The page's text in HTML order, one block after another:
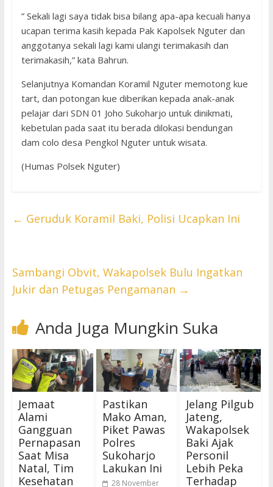
” Sekali lagi saya tidak bisa bilang apa-apa kecuali hanya
ucapan terima kasih kepada Pak Kapolsek Nguter dan
anggotanya sekali lagi kami ulangi terimakasih dan
terimakasih,” kata Bahrun.
Selanjutnya Komandan Koramil Nguter memotong kue
tart, dan potongan kue diberikan kepada anak-anak
pelajar dari SDN 01 Joho Sukoharjo untuk dinikmati,
kebetulan pada saat itu berada dilokasi bendungan
dam colo desa Pengkol Nguter untuk wisata.
(Humas Polsek Nguter)
← Geruduk Koramil Baki, Polisi Ucapkan Ini
Sambangi Obvit, Wakapolsek Bulu Ingatkan
Jukir dan Petugas Pengamanan →
Anda Juga Mungkin Suka
Jemaat
Alami
Gangguan
Pernapasan
Saat Misa
Natal, Tim
Kesehatan
Pastikan
Mako Aman,
Piket Pawas
Polres
Sukoharjo
Lakukan Ini
28 November
Jelang Pilgub
Jateng,
Wakapolsek
Baki Ajak
Personil
Lebih Peka
Terhadap